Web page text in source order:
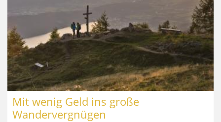
Mit wenig Geld ins große
Wandervergnügen